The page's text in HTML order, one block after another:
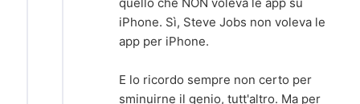
iPhone. Sì, Steve Jobs non voleva le
app per iPhone.
E lo ricordo sempre non certo per
sminuirne il genio, tutt'altro. Ma per